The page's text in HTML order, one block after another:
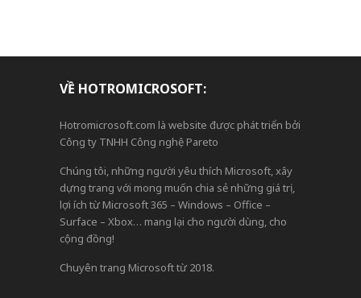
VỀ HOTROMICROSOFT:
Hotromicrosoft.com là website được phát triển bởi
Công ty TNHH Công nghệ Pareto
Chúng tôi, những người yêu thích Microsoft, xây
dựng trang với mong muốn chia sẻ những giá trị,
lợi ích từ Microsoft 365 – Windows – Office –
Surface – Xbox… mang lại cho người dùng, cho
cộng đồng!
Chuyên trang Microsoft từ 2018.